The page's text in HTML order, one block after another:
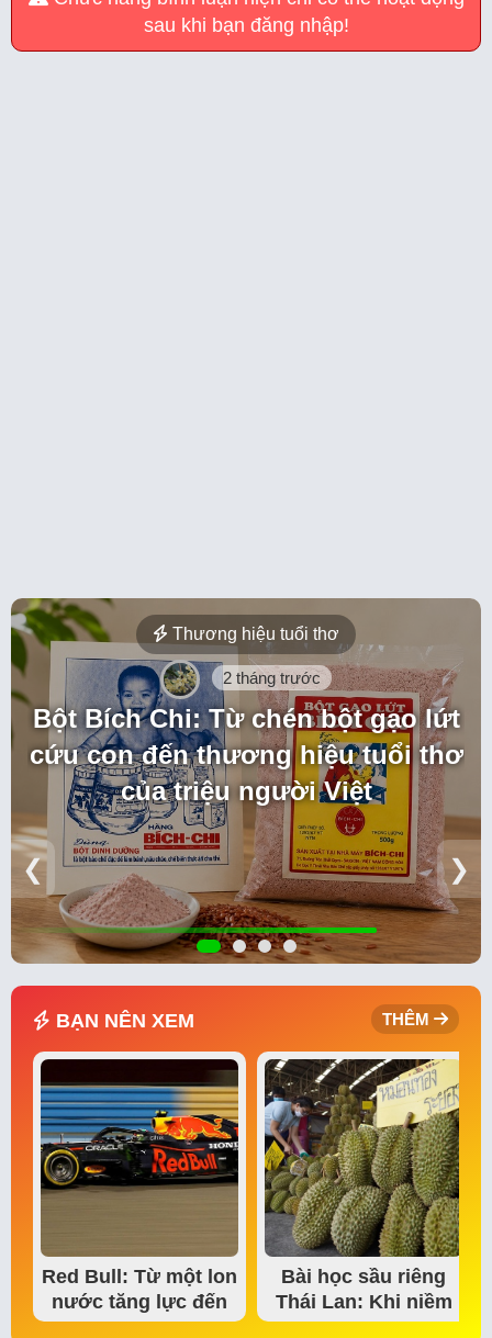
sau khi bạn đăng nhập!
Thương hiệu tuổi thơ
2 tháng trước
Bột Bích Chi: Từ chén bột gạo lứt
cứu con đến thương hiệu tuổi thơ
của triệu người Việt
❮ ❯
BẠN NÊN XEM THÊM
Red Bull: Từ một lon
nước tăng lực đến
đế chế thể…
Bài học sầu riêng
Thái Lan: Khi niềm
tin thị trường bắt…